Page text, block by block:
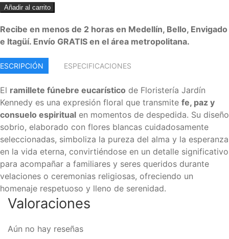
Añadir al carrito
Recibe en menos de 2 horas en Medellín, Bello, Envigado
e Itagüí. Envío GRATIS en el área metropolitana.
ESPECIFICACIONES
El ramillete fúnebre eucarístico de Floristería Jardín
Kennedy es una expresión floral que transmite fe, paz y
consuelo espiritual en momentos de despedida. Su diseño
sobrio, elaborado con flores blancas cuidadosamente
seleccionadas, simboliza la pureza del alma y la esperanza
en la vida eterna, convirtiéndose en un detalle significativo
para acompañar a familiares y seres queridos durante
velaciones o ceremonias religiosas, ofreciendo un
homenaje respetuoso y lleno de serenidad.
Valoraciones
Aún no hay reseñas